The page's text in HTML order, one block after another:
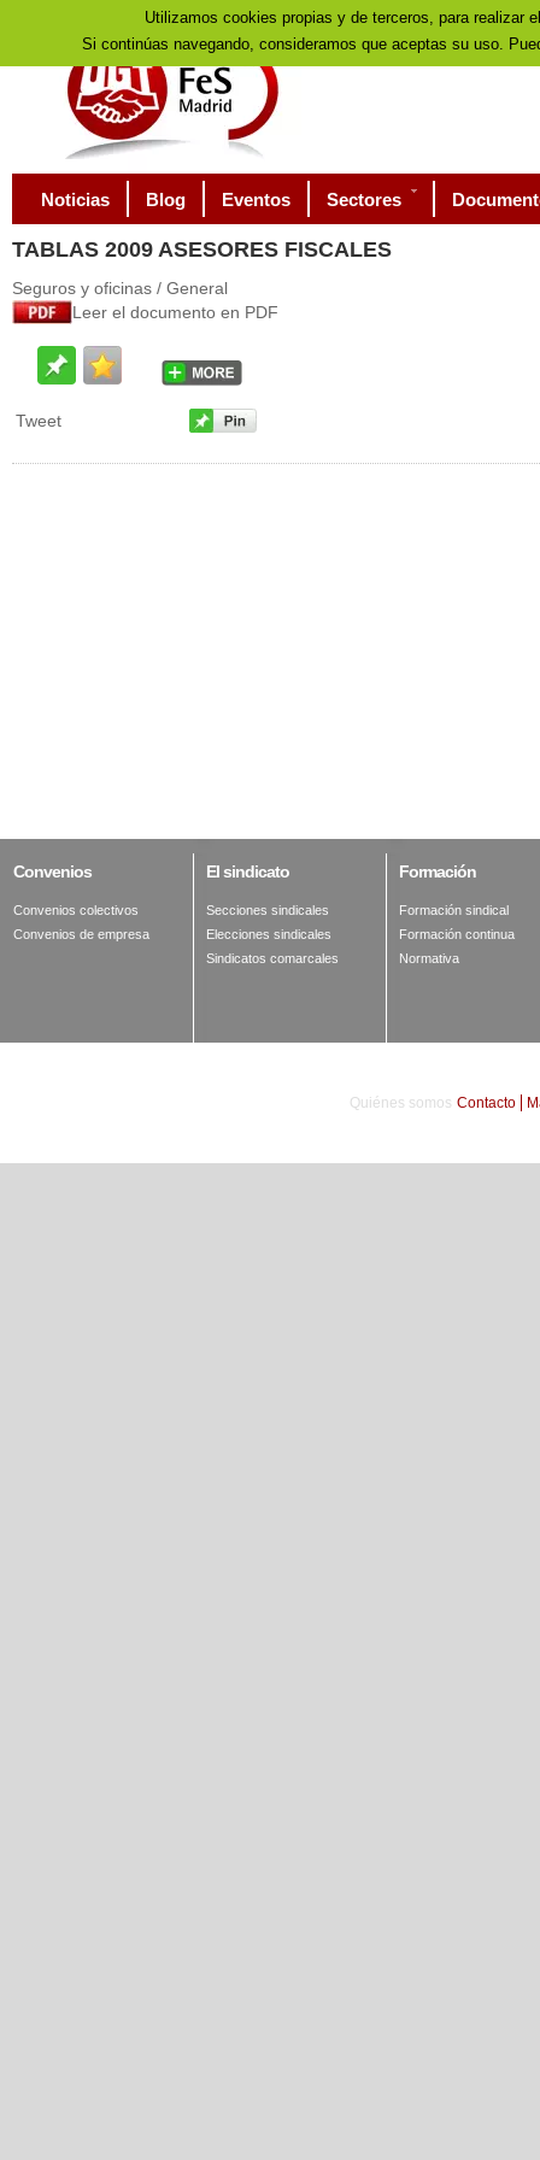
Noticias Blog Eventos Sectores
TABLAS 2009 ASESORES FISCALES
Seguros y oficinas / General
Leer el documento en PDF
Tweet
Convenios
Convenios colectivos
Convenios de empresa
Elsindicato
Secciones sindicales
Elecciones sindicales
Sindicatos comarcales
Formación
Formación sindical
Formación continua
Normativa
Quiénes somos Contacto
Utilizamos cookies propias y de terceros, para realizar
Si continúas navegando, consideramos que aceptas su uso.